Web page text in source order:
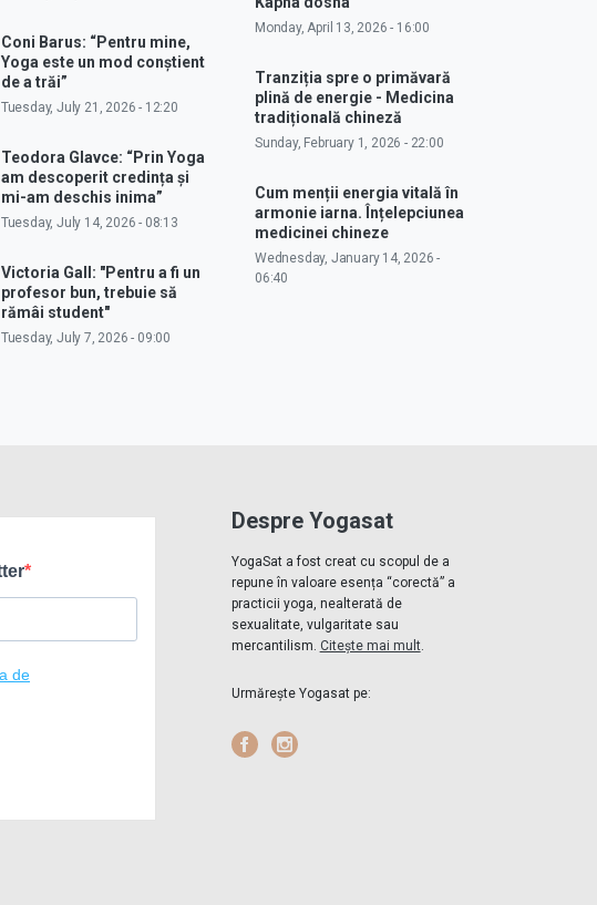
Coni Barus: “Pentru mine,
Yoga este un mod conștient
de a trăi”
Tuesday, July 21, 2026 - 12:20
Teodora Glavce: “Prin Yoga
am descoperit credința și
mi-am deschis inima”
Tuesday, July 14, 2026 - 08:13
Victoria Gall: "Pentru a fi un
profesor bun, trebuie să
rămâi student"
Tuesday, July 7, 2026 - 09:00
Monday, April 13, 2026 - 16:00
Tranziția spre o primăvară
plină de energie - Medicina
tradițională chineză
Sunday, February 1, 2026 - 22:00
Cum menții energia vitală în
armonie iarna. Înțelepciunea
medicinei chineze
Wednesday, January 14, 2026 -
06:40
Despre Yogasat
YogaSat a fost creat cu scopul de a
repune în valoare esența “corectă” a
practicii yoga, nealterată de
sexualitate, vulgaritate sau
mercantilism. Citește mai mult.
Urmărește Yogasat pe:
FacebookInstagram